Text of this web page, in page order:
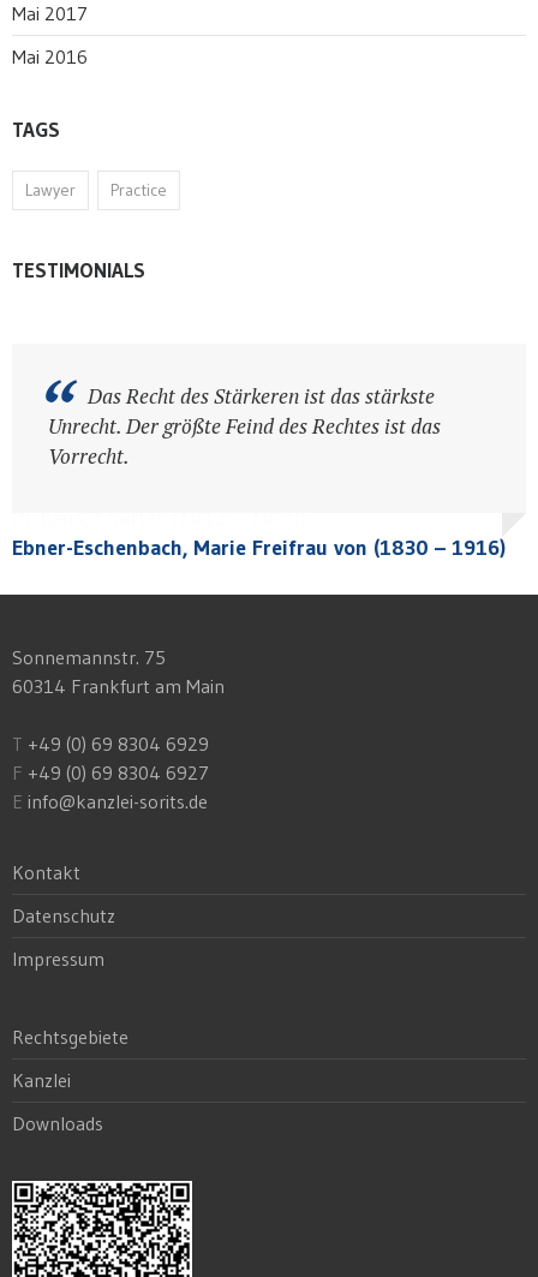
Mai 2017
Mai 2016
TAGS
Lawyer Practice
TESTIMONIALS
Goethe, Johann Wolfgang von (1749 – 1832)
Wenn es keine schlechten Menschen gäbe,
gäbe es keine guten Juristen.
Das Recht des Stärkeren ist das stärkste
Unrecht. Der größte Feind des Rechtes ist das
Vorrecht.
Ebner-Eschenbach, Marie Freifrau von (1830 – 1916)
Goethe, Johann Wolfgang von (1749 – 1832)
Sonnemannstr. 75
60314 Frankfurt am Main
T +49 (0) 69 8304 6929
F +49 (0) 69 8304 6927
E info@kanzlei-sorits.de
Kontakt
Datenschutz
Impressum
Rechtsgebiete
Kanzlei
Downloads